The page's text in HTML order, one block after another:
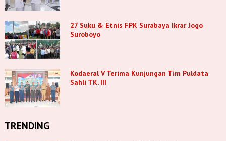
27 Suku & Etnis FPK Surabaya Ikrar Jogo
Suroboyo
Kodaeral V Terima Kunjungan Tim Puldata
Sahli TK. III
TRENDING